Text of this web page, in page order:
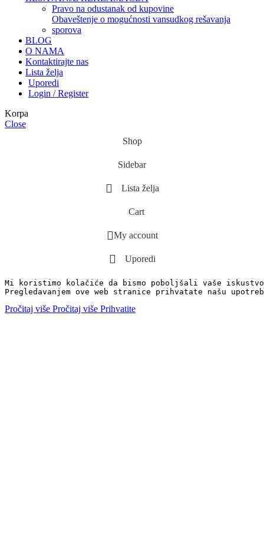
pravo na odustanak od kupovine
obaveštenje o mogućnosti vansudkog rešavanja
sporova
BLOG
O NAMA
Kontaktirajte nas
Lista želja
Uporedi
Login / Register
Korpa
Close
Shop
Sidebar
Lista želja
Cart
My account
Uporedi
Mi koristimo kolačiće da bismo poboljšali vaše
Pregledavanjem ove web stranice prihvatate našu
Pročitaj više Pročitaj više Prihvatite